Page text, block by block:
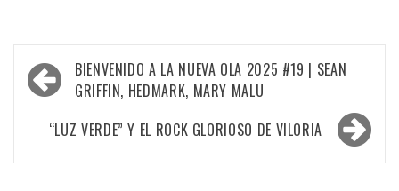
Navegación
de
entradas
BIENVENIDO A LA NUEVA OLA 2025 #19 | SEAN
GRIFFIN, HEDMARK, MARY MALU
“LUZ VERDE” Y EL ROCK GLORIOSO DE VILORIA